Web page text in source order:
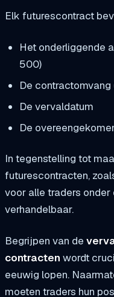
Elk futurescontract
Het onderliggende
500)
De
De vervaldatum
De
In tegenstelling tot
futurescontracten,
voor alle traders
verhandelbaar.
Begrijpen van de
contracten wordt
eeuwig lopen.
moeten traders hun